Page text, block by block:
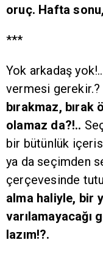
oruç. Hafta
***
Yok arkadaş
vermesi gerekir.?
bırakmaz,
olamaz da?!..
bir bütünlük
ya da seçimden
çerçevesinde
alma haliyle, bir
varılamayacağı
lazım!?.